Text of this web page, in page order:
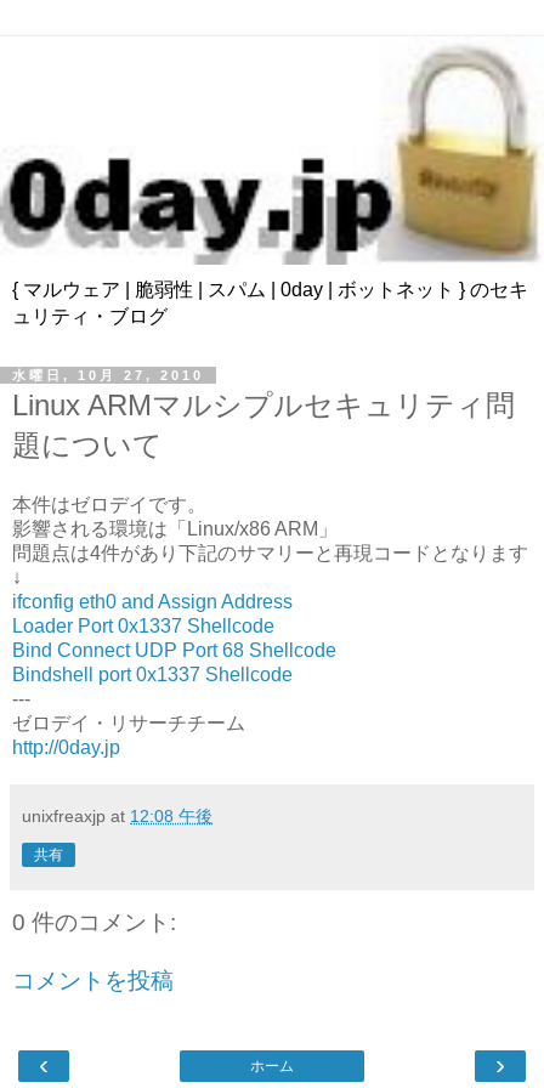
{ マルウェア | 脆弱性 | スパム | 0day | ボットネット } のセキ
ュリティ・ブログ
水曜日, 10月 27, 2010
Linux ARMマルシプルセキュリティ問
題について
本件はゼロデイです。
影響される環境は「Linux/x86 ARM」
問題点は4件があり下記のサマリーと再現コードとなります
↓
ifconfig eth0 and Assign Address
Loader Port 0x1337 Shellcode
Bind Connect UDP Port 68 Shellcode
Bindshell port 0x1337 Shellcode
---
ゼロデイ・リサーチチーム
http://0day.jp
unixfreaxjp at 12:08 午後
共有
0 件のコメント:
コメントを投稿
‹ ›
ホーム